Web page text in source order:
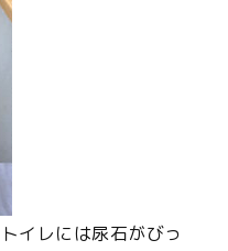
イレには尿石がびっ